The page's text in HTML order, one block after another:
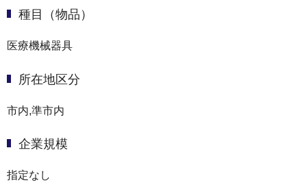
種目（物品）
医療機械器具
所在地区分
市内,準市内
企業規模
指定なし